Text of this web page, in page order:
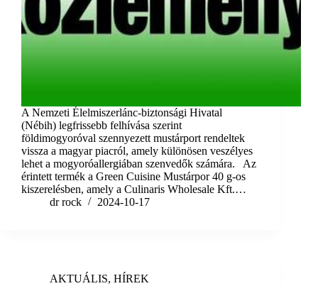
A Nemzeti Élelmiszerlánc-biztonsági Hivatal
(Nébih) legfrissebb felhívása szerint
földimogyoróval szennyezett mustárport rendeltek
vissza a magyar piacról, amely különösen veszélyes
lehet a mogyoróallergiában szenvedők számára. Az
érintett termék a Green Cuisine Mustárpor 40 g-os
kiszerelésben, amely a Culinaris Wholesale Kft.…
dr rock
2024-10-17
AKTUÁLIS, HÍREK